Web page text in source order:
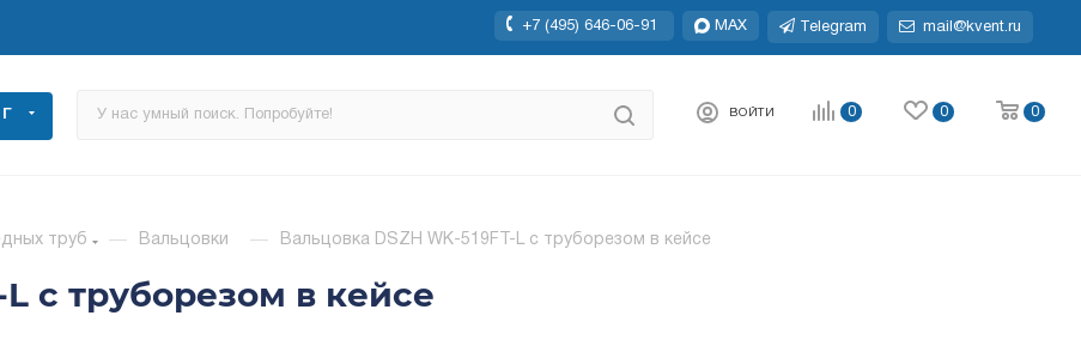
+7 (495) 646-06-91 MAX Telegram mail@kvent.ru
ВОЙТИ 0 0 0
труб — Вальцовки — Вальцовка DSZH WK-519FT-L с труборезом в кейсе
с труборезом в кейсе